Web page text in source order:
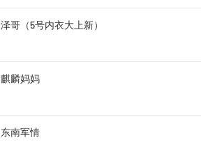
泽哥（5号内衣大上新）
麒麟妈妈
东南军情